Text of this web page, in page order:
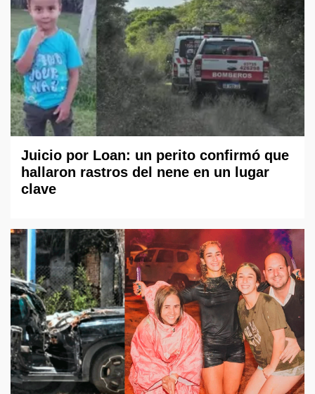
Juicio por Loan: un perito confirmó que
hallaron rastros del nene en un lugar
clave